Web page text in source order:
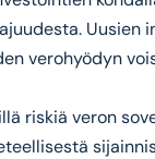
verohyödyn
riskiä veron